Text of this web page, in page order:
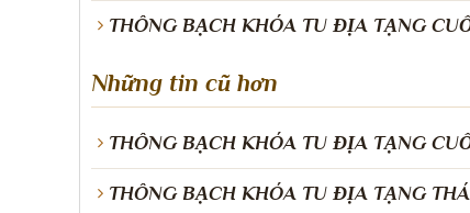
THÔNG BẠCH KHÓA TU ĐỊA TẠNG
Những tin cũ hơn
THÔNG BẠCH KHÓA TU ĐỊA TẠNG
THÔNG BẠCH KHÓA TU ĐỊA TẠNG